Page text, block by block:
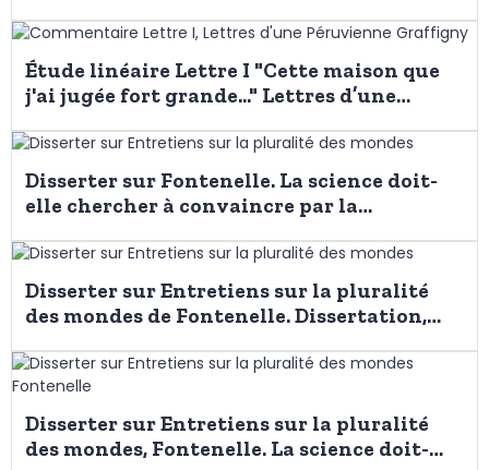
Étude linéaire Lettre I "Cette maison que
j'ai jugée fort grande..." Lettres d’une
Disserter sur Fontenelle. La science doit-
elle chercher à convaincre par la
l’imagination ?
Disserter sur Entretiens sur la pluralité
des mondes de Fontenelle. Dissertation,
Disserter sur Entretiens sur la pluralité
des mondes, Fontenelle. La science doit-